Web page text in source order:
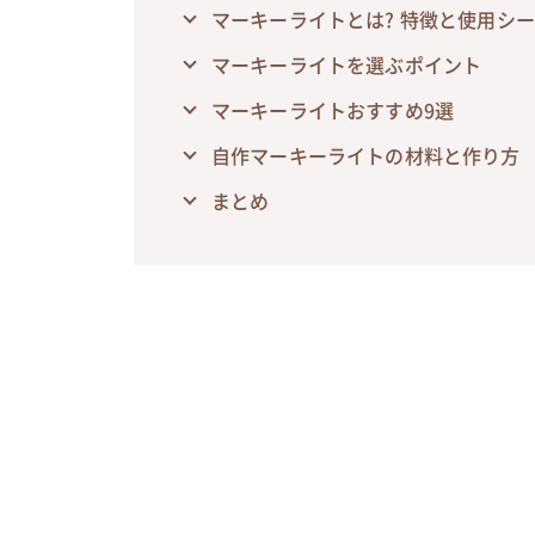
マーキーライトとは? 特徴と使用シ
マーキーライトを選ぶポイント
マーキーライトおすすめ9選
自作マーキーライトの材料と作り方
まとめ